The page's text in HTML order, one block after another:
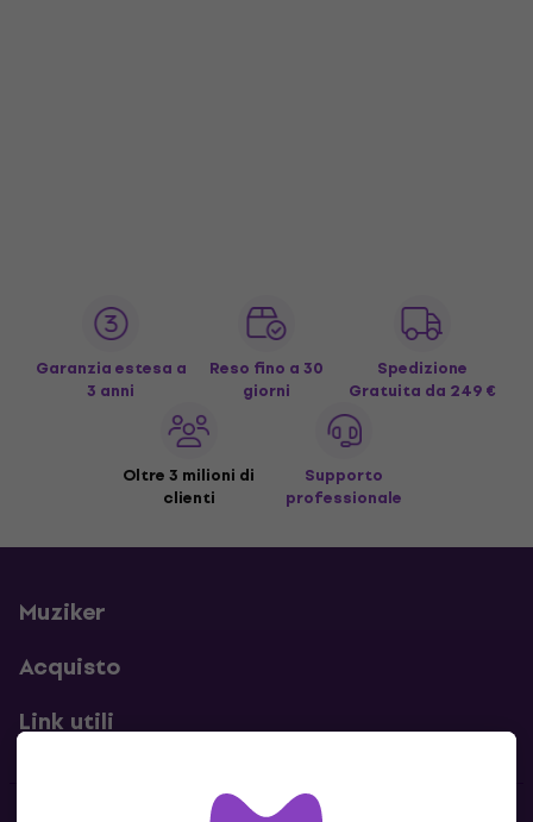
Garanzia estesa a
3 anni
Reso fino a 30
giorni
Spedizione
Gratuita da 249 €
Oltre 3 milioni di
clienti
Supporto
professionale
Muziker
Acquisto
Link utili